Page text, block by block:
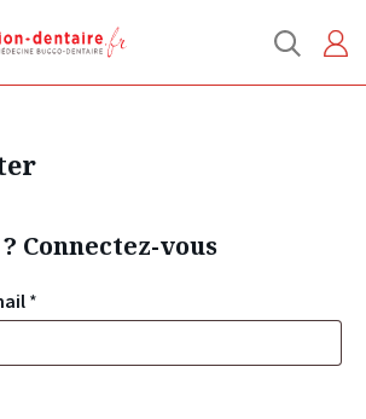
Connectez-vous
*